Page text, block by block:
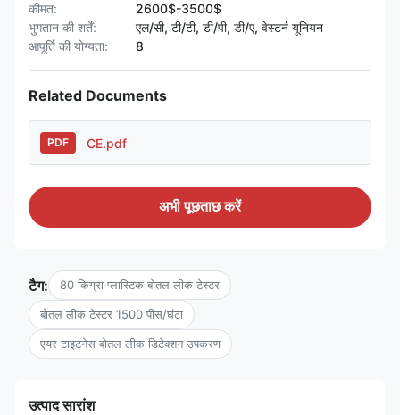
कीमत:
2600$-3500$
भुगतान की शर्तें:
एल/सी, टी/टी, डी/पी, डी/ए, वेस्टर्न यूनियन
आपूर्ति की योग्यता:
8
Related Documents
PDF CE.pdf
अभी पूछताछ करें
टैग: 80 किग्रा प्लास्टिक बोतल लीक टेस्टर
बोतल लीक टेस्टर 1500 पीस/घंटा
एयर टाइटनेस बोतल लीक डिटेक्शन उपकरण
उत्पाद सारांश